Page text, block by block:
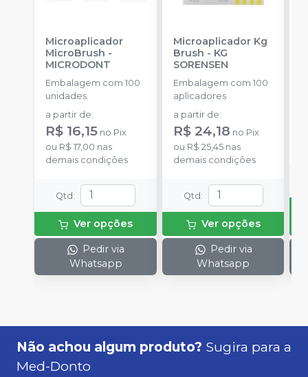
Microaplicador
MicroBrush -
MICRODONT
Embalagem com 100
unidades.
a partir de:
R$ 16,15 no Pix
ou R$ 17,00 nas
demais condições
Qtd :
Ver opções
Pedir via
Whatsapp
Microaplicador Kg
Brush - KG
SORENSEN
Embalagem com 100
aplicadores
a partir de:
R$ 24,18 no Pix
ou R$ 25,45nas
demais condições
Qtd :
Ver opções
Pedir via
Whatsapp
Não achou algum produto? Sugira para a
Med-Donto